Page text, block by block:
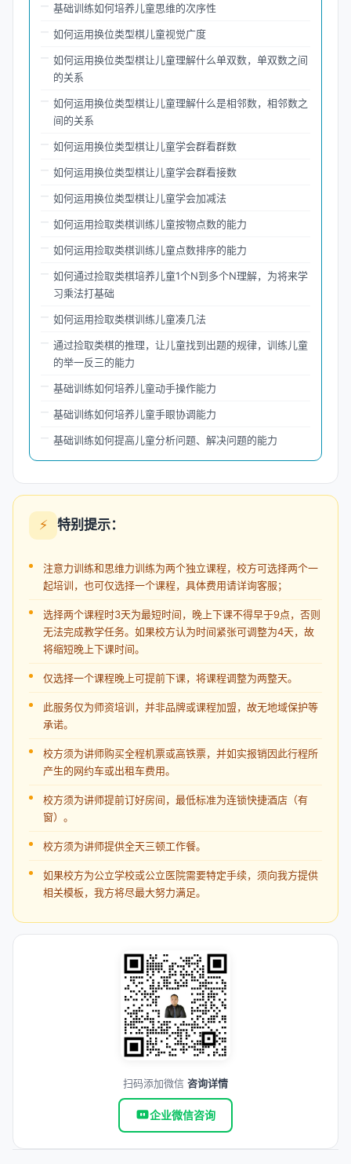
基础训练如何培养儿童思维的次序性
如何运用换位类型棋儿童视觉广度
如何运用换位类型棋让儿童理解什么单双数，单双数之间
的关系
如何运用换位类型棋让儿童理解什么是相邻数，相邻数之
间的关系
如何运用换位类型棋让儿童学会群看群数
如何运用换位类型棋让儿童学会群看接数
如何运用换位类型棋让儿童学会加减法
如何运用捡取类棋训练儿童按物点数的能力
如何运用捡取类棋训练儿童点数排序的能力
如何通过捡取类棋培养儿童1个N到多个N理解，为将来学
习乘法打基础
如何运用捡取类棋训练儿童凑几法
通过捡取类棋的推理，让儿童找到出题的规律，训练儿童
的举一反三的能力
基础训练如何培养儿童动手操作能力
基础训练如何培养儿童手眼协调能力
基础训练如何提高儿童分析问题、解决问题的能力
⚡ 特别提示：
注意力训练和思维力训练为两个独立课程，校方可选择两个一
起培训，也可仅选择一个课程，具体费用请详询客服；
选择两个课程时3天为最短时间，晚上下课不得早于9点，否则
无法完成教学任务。如果校方认为时间紧张可调整为4天，故
将缩短晚上下课时间。
仅选择一个课程晚上可提前下课，将课程调整为两整天。
此服务仅为师资培训，并非品牌或课程加盟，故无地域保护等
承诺。
校方须为讲师购买全程机票或高铁票，并如实报销因此行程所
产生的网约车或出租车费用。
校方须为讲师提前订好房间，最低标准为连锁快捷酒店（有
窗）。
校方须为讲师提供全天三顿工作餐。
如果校方为公立学校或公立医院需要特定手续，须向我方提供
相关模板，我方将尽最大努力满足。
扫码添加微信 咨询详情
企业微信咨询